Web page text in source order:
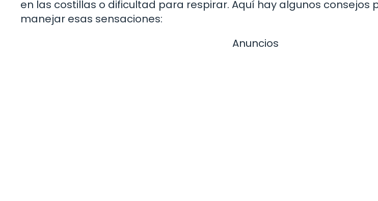
en las costillas o dificultad para respirar. Aquí hay algunos consejos
manejar esas sensaciones:
Anuncios